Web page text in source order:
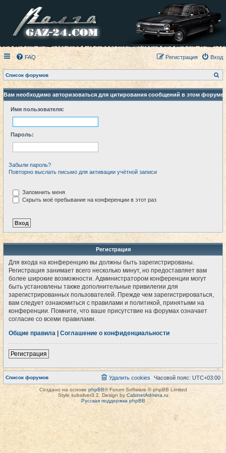
FAQ Вход
Регистрация
Список форумов
о
с
к
Вам необходимо авторизоваться для цитирования сообщений в этом форуме.
Имя пользователя:
Пароль:
Забыли пароль?
Повторно выслать письмо для активации учётной записи
Запомнить меня
Скрыть моё пребывание на конференции в этот раз
Регистрация
Для входа на конференцию вы должны быть зарегистрированы.
Регистрация занимает всего несколько минут, но предоставляет вам
более широкие возможности. Администратором конференции могут
быть установлены также дополнительные привилегии для
зарегистрированных пользователей. Прежде чем зарегистрироваться,
вам следует ознакомиться с правилами и политикой, принятыми на
конференции. Помните, что ваше присутствие на форумах означает
согласие со всеми правилами.
Общие правила
Соглашение о конфиденциальности
Регистрация
Список форумов Часовой пояс: UTC+03:00
Удалить cookies
Создано на основе phpBB® Forum Software © phpBB Limited
Style subsilver3.2. Design by CabinetAdmina.ru
Русская поддержка phpBB